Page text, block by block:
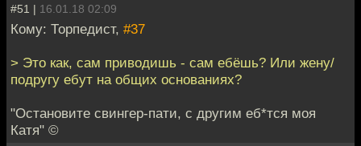
#51 | 16.01.18 02:09
Кому: Торпедист, #37
> Это как, сам приводишь - сам ебёшь? Или жену/
подругу ебут на общих основаниях?
"Остановите свингер-пати, с другим еб*тся моя
Катя" ©